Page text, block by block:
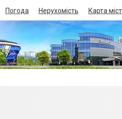
Погода Нерухомість Карта